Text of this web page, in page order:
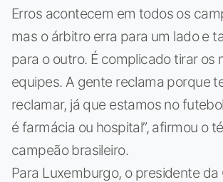
Erros acontecem em todos os
mas o árbitro erra para um lado e
para o outro. É complicado tirar os
equipes. A gente reclama porque
reclamar, já que estamos no
é farmácia ou hospital”, afirmou o
campeão brasileiro.
Para Luxemburgo, o presidente da